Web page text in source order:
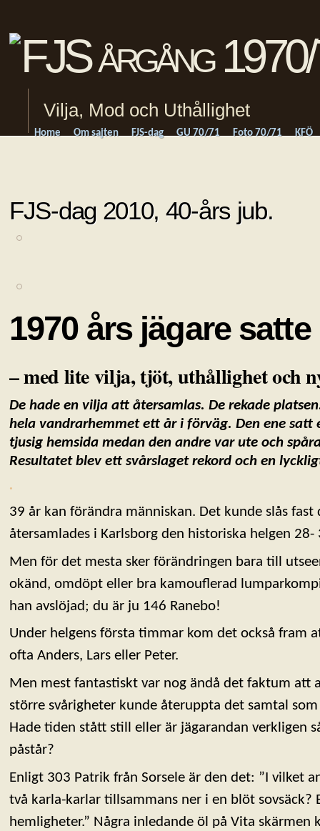
Vilja, Mod och Uthållighet
Home Om sajten FJS-dag GU 70/71 Foto 70/71 KFÖ
FJS-dag 2010, 40-års jub.
1970 års jägare
– med lite vilja, tjöt, uthållighet och
De hade en vilja att återsamlas. De rekade
hela vandrarhemmet ett år i förväg. Den ene satt
tjusig hemsida medan den andre var ute och
Resultatet blev ett svårslaget rekord och en
.
39 år kan förändra människan. Det kunde slås fast
återsamlades i Karlsborg den historiska helgen 28-
Men för det mesta sker förändringen bara till
okänd, omdöpt eller bra kamouflerad
han avslöjad; du är ju 146 Ranebo!
Under helgens första timmar kom det också fram
ofta Anders, Lars eller Peter.
Men mest fantastiskt var nog ändå det faktum att
större svårigheter kunde återuppta det samtal
Hade tiden stått still eller är jägarandan verkligen
påstår?
Enligt 303 Patrik från Sorsele är den det: ”I vilket
två karla-karlar tillsammans ner i en blöt sovsäck?
hemligheter.” Några inledande öl på Vita skärmen